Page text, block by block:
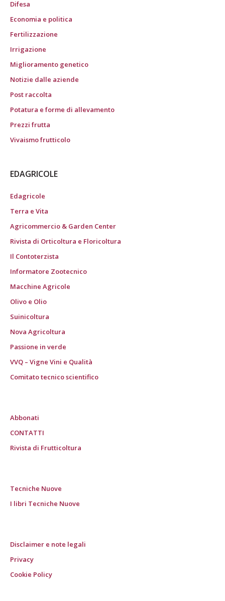
Difesa
Economia e politica
Fertilizzazione
Irrigazione
Miglioramento genetico
Notizie dalle aziende
Post raccolta
Potatura e forme di allevamento
Prezzi frutta
Vivaismo frutticolo
EDAGRICOLE
Edagricole
Terra e Vita
Agricommercio & Garden Center
Rivista di Orticoltura e Floricoltura
Il Contoterzista
Informatore Zootecnico
Macchine Agricole
Olivo e Olio
Suinicoltura
Nova Agricoltura
Passione in verde
VVQ – Vigne Vini e Qualità
Comitato tecnico scientifico
Abbonati
CONTATTI
Rivista di Frutticoltura
Tecniche Nuove
I libri Tecniche Nuove
Disclaimer e note legali
Privacy
Cookie Policy